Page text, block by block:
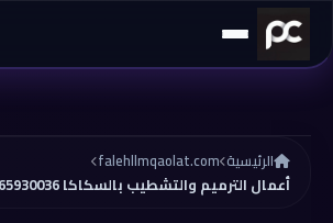
تخطي إلى المحتوى
الرئيسية falehllmqaolat.com
أعمال الترميم والتشطيب بالسكاكا 0565930036